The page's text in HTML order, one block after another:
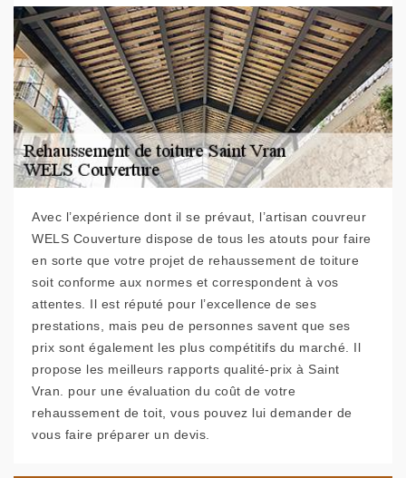
Avec l’expérience dont il se prévaut, l’artisan couvreur
WELS Couverture dispose de tous les atouts pour faire
en sorte que votre projet de rehaussement de toiture
soit conforme aux normes et correspondent à vos
attentes. Il est réputé pour l’excellence de ses
prestations, mais peu de personnes savent que ses
prix sont également les plus compétitifs du marché. Il
propose les meilleurs rapports qualité-prix à Saint
Vran. pour une évaluation du coût de votre
rehaussement de toit, vous pouvez lui demander de
vous faire préparer un devis.